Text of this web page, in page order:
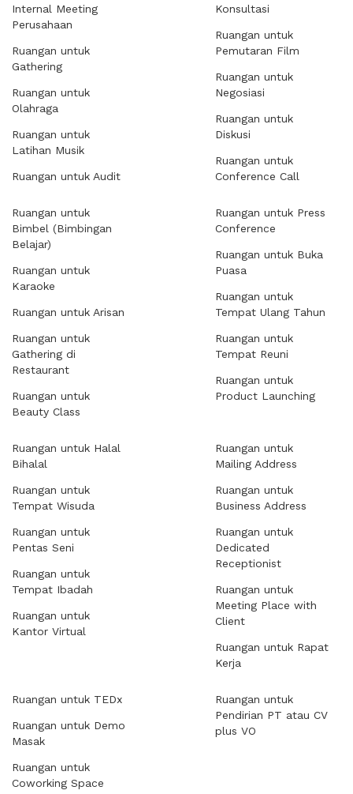
Internal Meeting
Perusahaan
Ruangan untuk
Gathering
Ruangan untuk
Olahraga
Ruangan untuk
Latihan Musik
Ruangan untuk Audit
Konsultasi
Ruangan untuk
Pemutaran Film
Ruangan untuk
Negosiasi
Ruangan untuk
Diskusi
Ruangan untuk
Conference Call
Ruangan untuk
Bimbel (Bimbingan
Belajar)
Ruangan untuk
Karaoke
Ruangan untuk Arisan
Ruangan untuk
Gathering di
Restaurant
Ruangan untuk
Beauty Class
Ruangan untuk Press
Conference
Ruangan untuk Buka
Puasa
Ruangan untuk
Tempat Ulang Tahun
Ruangan untuk
Tempat Reuni
Ruangan untuk
Product Launching
Ruangan untuk Halal
Bihalal
Ruangan untuk
Tempat Wisuda
Ruangan untuk
Pentas Seni
Ruangan untuk
Tempat Ibadah
Ruangan untuk
Kantor Virtual
Ruangan untuk
Mailing Address
Ruangan untuk
Business Address
Ruangan untuk
Dedicated
Receptionist
Ruangan untuk
Meeting Place with
Client
Ruangan untuk Rapat
Kerja
Ruangan untuk TEDx
Ruangan untuk Demo
Masak
Ruangan untuk
Coworking Space
Ruangan untuk
Pendirian PT atau CV
plus VO